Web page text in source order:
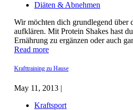
Diäten & Abnehmen
Wir möchten dich grundlegend über
aufklären. Mit Protein Shakes hast
Ernährung zu ergänzen oder auch
Read more
Krafttraining zu Hause
May 11, 2013 |
Kraftsport